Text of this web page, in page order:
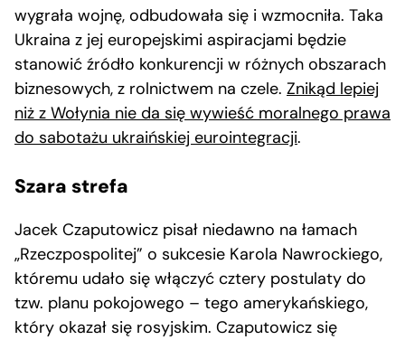
wygrała wojnę, odbudowała się i wzmocniła. Taka
Ukraina z jej europejskimi aspiracjami będzie
stanowić źródło konkurencji w różnych obszarach
biznesowych, z rolnictwem na czele. Znikąd lepiej
niż z Wołynia nie da się wywieść moralnego prawa
do sabotażu ukraińskiej eurointegracji.
Szara strefa
Jacek Czaputowicz pisał niedawno na łamach
„Rzeczpospolitej” o sukcesie Karola Nawrockiego,
któremu udało się włączyć cztery postulaty do
tzw. planu pokojowego – tego amerykańskiego,
który okazał się rosyjskim. Czaputowicz się